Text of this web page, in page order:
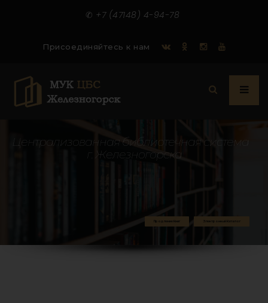
✆ +7 (47148) 4-94-78
Присоединяйтесь к нам
Це трал и з в а ая библ и те ч н ая си сте ма
г. Ж е л е з г рск а
Электронный Каталог
Продление Книг